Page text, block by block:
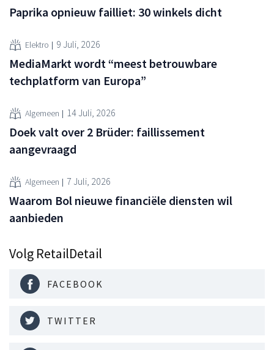
Paprika opnieuw failliet: 30 winkels dicht
Elektro 9 Juli, 2026
MediaMarkt wordt “meest betrouwbare
techplatform van Europa”
Algemeen 14 Juli, 2026
Doek valt over 2 Brüder: faillissement
aangevraagd
Algemeen 7 Juli, 2026
Waarom Bol nieuwe financiële diensten wil
aanbieden
Volg RetailDetail
FACEBOOK
TWITTER